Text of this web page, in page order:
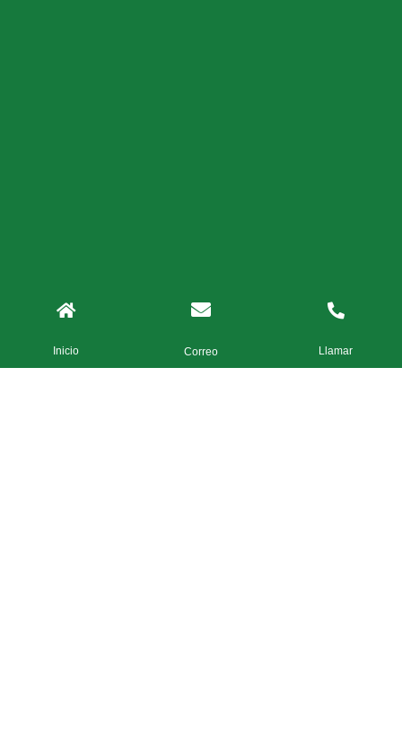
Inicio Correo Llamar